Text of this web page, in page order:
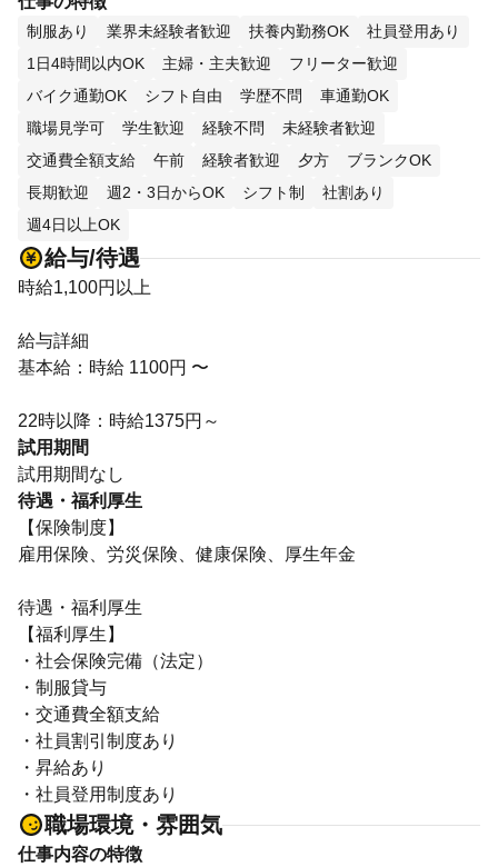
制服あり 業界未経験者歓迎 扶養内勤務OK
社員登用あり
1日4時間以内OK
主婦・主夫歓迎
フリーター歓迎
バイク通勤OK
シフト自由 学歴不問
車通勤OK
職場見学可
学生歓迎 経験不問
未経験者歓迎
交通費全額支給
午前 経験者歓迎 夕方
ブランクOK
長期歓迎
週2・3日からOK シフト制
社割あり
週4日以上OK
給与/待遇
時給1,100円以上
給与詳細
基本給：時給 1100円 〜
22時以降：時給1375円～
試用期間
試用期間なし
待遇・福利厚生
【保険制度】
雇用保険、労災保険、健康保険、厚生年金
待遇・福利厚生
【福利厚生】
・社会保険完備（法定）
・制服貸与
・交通費全額支給
・社員割引制度あり
・昇給あり
・社員登用制度あり
職場環境・雰囲気
仕事内容の特徴